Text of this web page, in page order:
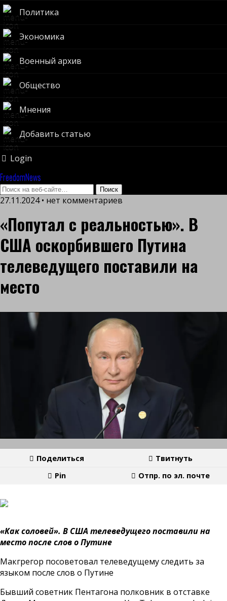
Политика
Экономика
Военный архив
Общество
Мнения
Добавить статью
Login
FreedomNews
27.11.2024 • нет комментариев
«Попутал с реальностью». В
США оскорбившего Путина
телеведущего поставили на
место
Поделиться
Твитнуть
Pin
Отпр. по эл. почте
«Как соловей». В США телеведущего поставили на
место после слов о Путине
Макгрегор посоветовал телеведущему следить за
языком после слов о Путине
Бывший советник Пентагона полковник в отставке